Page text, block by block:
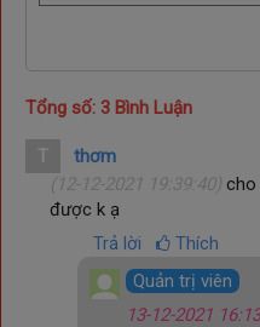
Tổng số: 3 Bình Luận
T
thơm
(12-12-2021 19:39:40) cho
được k ạ
Trả lời
Thích
Quản trị viên
13-12-2021